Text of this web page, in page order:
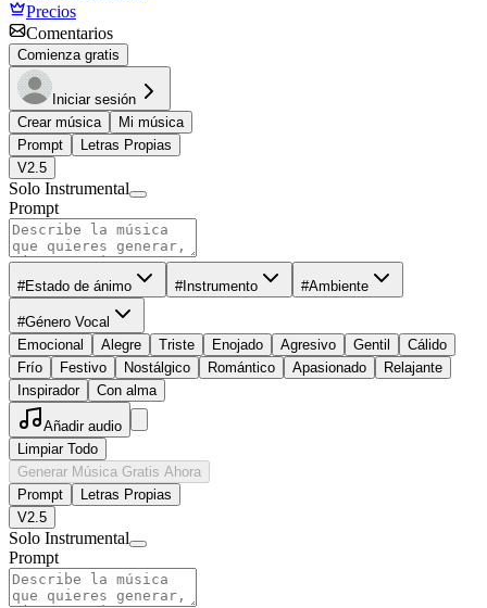
Precios
Comentarios
Comienza gratis
Iniciar sesión
Crear música
Mi música
Prompt
Letras Propias
V2.5
Solo Instrumental
Prompt
#Estado de ánimo #Instrumento #Ambiente
#Género Vocal
Emocional
Alegre Triste Enojado Agresivo Gentil
Cálido
Frío
Festivo Nostálgico Romántico Apasionado
Relajante
Inspirador
Con alma
Añadir audio
Limpiar Todo
Generar Música Gratis Ahora
Prompt
Letras Propias
V2.5
Solo Instrumental
Prompt